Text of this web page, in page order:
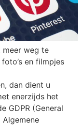
meer weg te
en filmpjes
dan dient u
enerzijds het
GDPR (General